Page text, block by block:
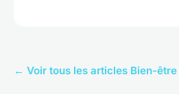
← Voir tous les articles Bien-être